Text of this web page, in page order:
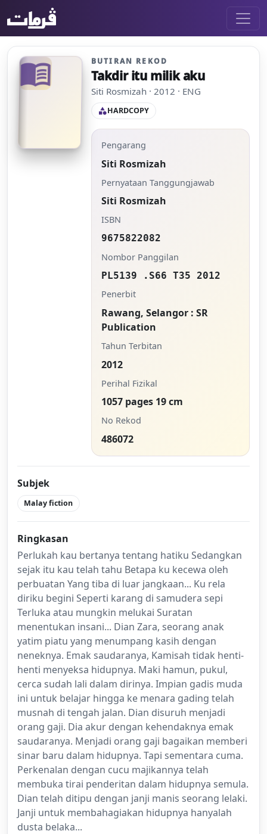
menu_book BUTIRAN REKOD
Takdir itu milik aku
Siti Rosmizah · 2012 · ENG
categoryHARDCOPY
Pengarang
Siti Rosmizah
Pernyataan Tanggungjawab
Siti Rosmizah
ISBN
9675822082
Nombor Panggilan
PL5139 .S66 T35 2012
Penerbit
Rawang, Selangor : SR
Publication
Tahun Terbitan
2012
Perihal Fizikal
1057 pages 19 cm
No Rekod
486072
Subjek
Malay fiction
Ringkasan
Perlukah kau bertanya tentang hatiku Sedangkan
sejak itu kau telah tahu Betapa ku kecewa oleh
perbuatan Yang tiba di luar jangkaan... Ku rela
diriku begini Seperti karang di samudera sepi
Terluka atau mungkin melukai Suratan
menentukan insani... Dian Zara, seorang anak
yatim piatu yang menumpang kasih dengan
neneknya. Emak saudaranya, Kamisah tidak henti-
henti menyeksa hidupnya. Maki hamun, pukul,
cerca sudah lali dalam dirinya. Impian gadis muda
ini untuk belajar hingga ke menara gading telah
musnah di tengah jalan. Dian disuruh menjadi
orang gaji. Dia akur dengan kehendaknya emak
saudaranya. Menjadi orang gaji bagaikan memberi
sinar baru dalam hidupnya. Tapi sementara cuma.
Perkenalan dengan cucu majikannya telah
membuka tirai penderitan dalam hidupnya semula.
Dian telah ditipu dengan janji manis seorang lelaki.
Janji untuk membahagiakan hidupnya hanyalah
dusta belaka...